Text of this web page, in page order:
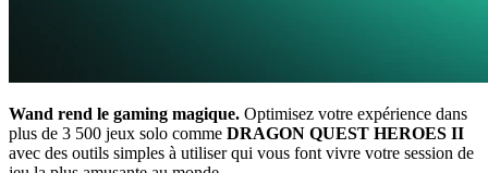
Wand rend le gaming magique. Optimisez votre expérience dans
plus de 3 500 jeux solo comme DRAGON QUEST HEROES II
avec des outils simples à utiliser qui vous font vivre votre session de